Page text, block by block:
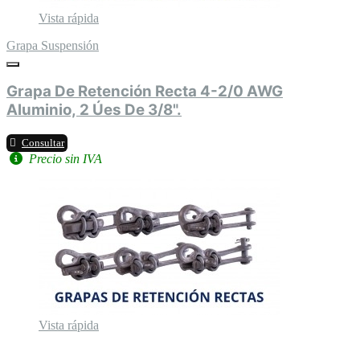
Vista rápida
Grapa Suspensión
Grapa De Retención Recta 4-2/0 AWG
Aluminio, 2 Úes De 3/8".
Consultar
Precio sin IVA
Vista rápida